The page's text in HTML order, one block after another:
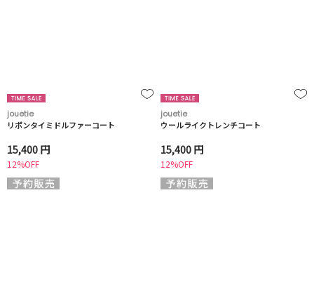
jouetie
リボンタイミドルファーコート
15,400 円
12%OFF
jouetie
ウールライクトレンチコート
15,400 円
12%OFF